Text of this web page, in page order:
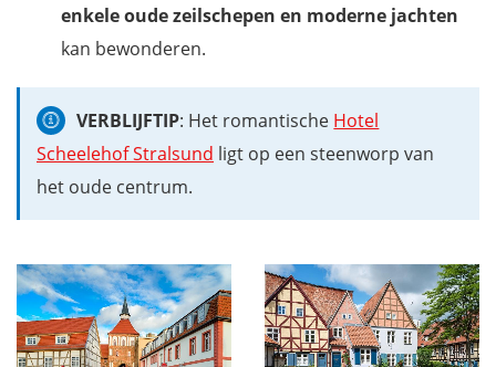
enkeleoude zeilschepen en moderne jachten
kan bewonderen.
VERBLIJFTIP: Het romantische Hotel
Scheelehof Stralsund ligt op een steenworp van
het oude centrum.